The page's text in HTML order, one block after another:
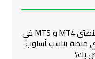
مقارنة بين منصتي MT4 و MT5 في
2026: أي منصة تناسب أسلوب
بك؟